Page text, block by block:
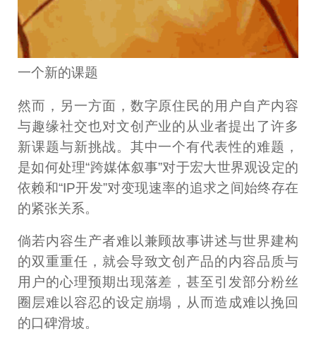
一个新的课题
然而，另一方面，数字原住民的用户自产内容
与趣缘社交也对文创产业的从业者提出了许多
新课题与新挑战。其中一个有代表性的难题，
是如何处理“跨媒体叙事”对于宏大世界观设定的
依赖和“IP开发”对变现速率的追求之间始终存在
的紧张关系。
倘若内容生产者难以兼顾故事讲述与世界建构
的双重重任，就会导致文创产品的内容品质与
用户的心理预期出现落差，甚至引发部分粉丝
圈层难以容忍的设定崩塌，从而造成难以挽回
的口碑滑坡。